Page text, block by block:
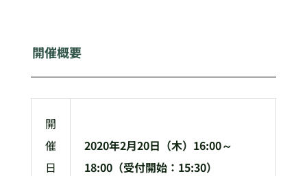
開催概要
開
催
日
2020年2月20日（木）16:00～
18:00（受付開始：15:30）